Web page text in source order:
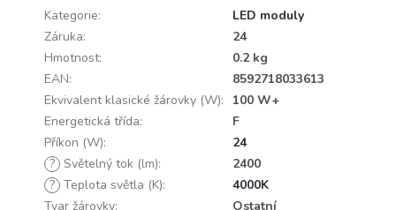
Kategorie:
LED moduly
Záruka:
24
Hmotnost:
0.2 kg
EAN:
8592718033613
Ekvivalent klasické žárovky (W):
100 W+
Energetická třída:
F
Příkon (W):
24
? Světelný tok (lm):
2400
? Teplota světla (K):
4000K
Tvar žárovky: Ostatní